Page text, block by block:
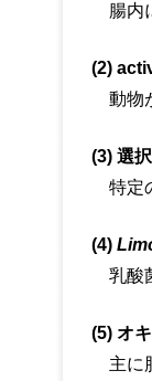
腸内
(2)
動物
(3) 選
特定
(4)
乳酸
(5) オ
主に